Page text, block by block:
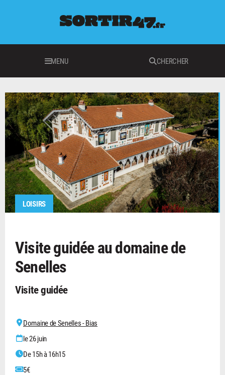
MENU CHERCHER
LOISIRS
Visite guidée au domaine de
Senelles
Visite guidée
Domaine de Senelles - Bias
le 26 juin
De 15h à 16h15
5€